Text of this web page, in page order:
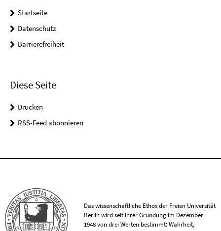
Startseite
Datenschutz
Barrierefreiheit
Diese Seite
Drucken
RSS-Feed abonnieren
Das wissenschaftliche Ethos der Freien Universität
Berlin wird seit ihrer Gründung im Dezember
1948 von drei Werten bestimmt: Wahrheit,